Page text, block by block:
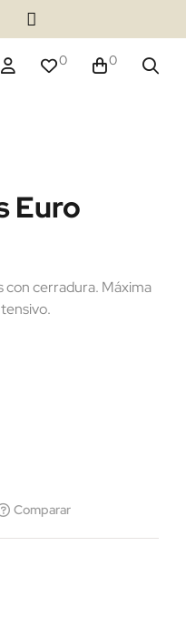
0 0
Euro
con cerradura. Máxima
Comparar